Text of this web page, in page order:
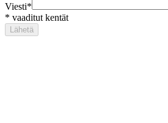
Viesti*
* vaaditut kentät